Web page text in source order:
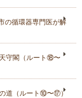
の循環器専門医が解
守閣（ルート⑱〜
道（ルート⑩〜⑰）